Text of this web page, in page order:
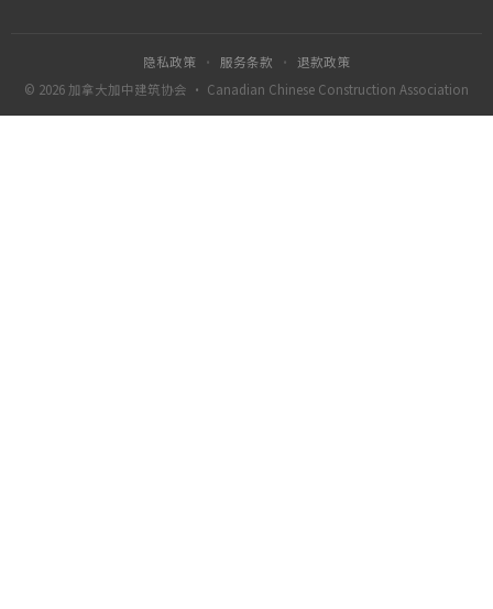
隐私政策 · 服务条款 ·
退款政策
© 2026 加拿大加中建筑协会 · Canadian Chinese Construction Association